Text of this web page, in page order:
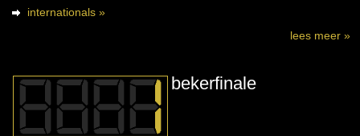
internationals »
lees meer »
bekerfinale